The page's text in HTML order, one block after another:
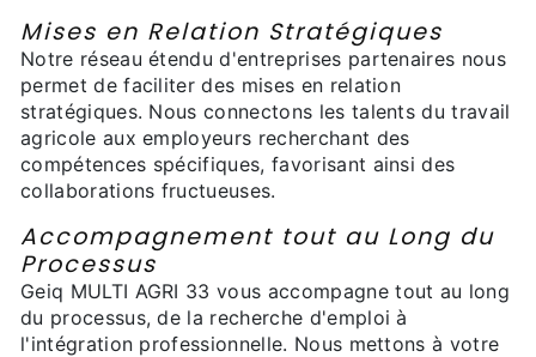
Mises en Relation Stratégiques
Notre réseau étendu d'entreprises partenaires nous
permet de faciliter des mises en relation
stratégiques. Nous connectons les talents du travail
agricole aux employeurs recherchant des
compétences spécifiques, favorisant ainsi des
collaborations fructueuses.
Accompagnement tout au Long du
Processus
Geiq MULTI AGRI 33 vous accompagne tout au long
du processus, de la recherche d'emploi à
l'intégration professionnelle. Nous mettons à votre